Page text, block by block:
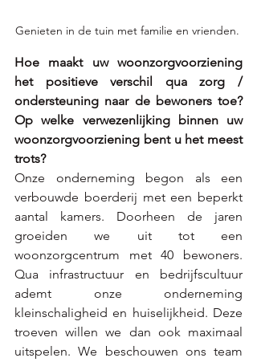
Genieten in de tuin met familie en vrienden.
Hoe maakt uw woonzorgvoorziening
het positieve verschil qua zorg /
ondersteuning naar de bewoners toe?
Op welke verwezenlijking binnen uw
woonzorgvoorziening bent u het meest
trots?
Onze onderneming begon als een
verbouwde boerderij met een beperkt
aantal kamers. Doorheen de jaren
groeiden we uit tot een
woonzorgcentrum met 40 bewoners.
Qua infrastructuur en bedrijfscultuur
ademt onze onderneming
kleinschaligheid en huiselijkheid. Deze
troeven willen we dan ook maximaal
uitspelen. We beschouwen ons team